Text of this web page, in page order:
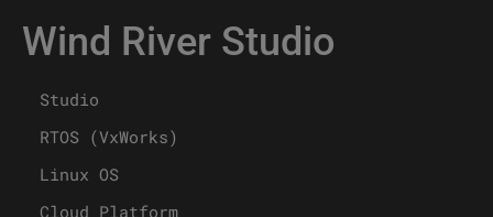
Wind River Studio
Studio
RTOS (VxWorks)
Linux OS
Cloud Platform